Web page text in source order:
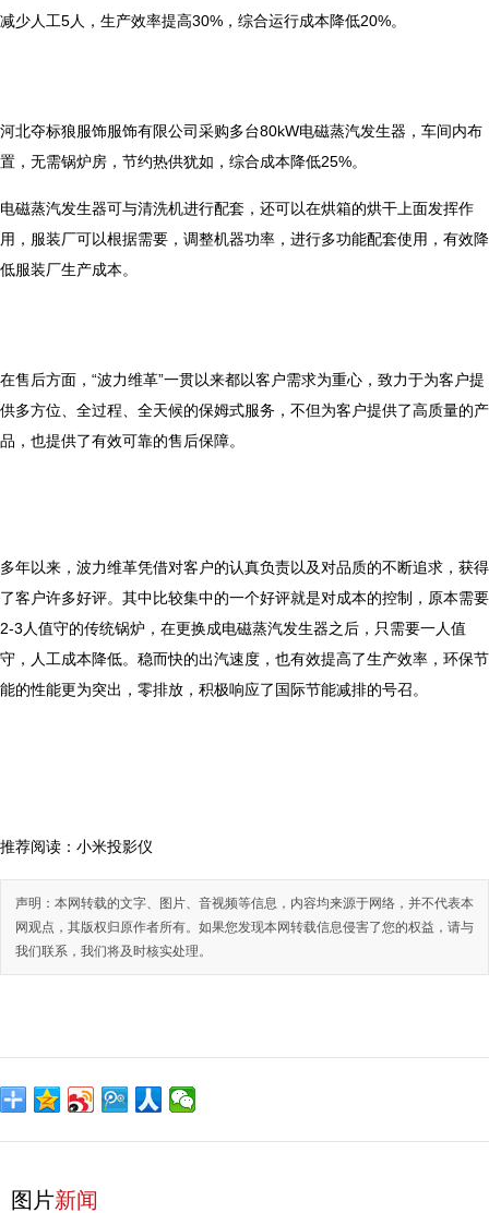
减少人工5人，生产效率提高30%，综合运行成本降低20%。
河北夺标狼服饰服饰有限公司采购多台80kW电磁蒸汽发生器，车间内布
置，无需锅炉房，节约热供犹如，综合成本降低25%。
电磁蒸汽发生器可与清洗机进行配套，还可以在烘箱的烘干上面发挥作
用，服装厂可以根据需要，调整机器功率，进行多功能配套使用，有效降
低服装厂生产成本。
在售后方面，“波力维革”一贯以来都以客户需求为重心，致力于为客户提
供多方位、全过程、全天候的保姆式服务，不但为客户提供了高质量的产
品，也提供了有效可靠的售后保障。
多年以来，波力维革凭借对客户的认真负责以及对品质的不断追求，获得
了客户许多好评。其中比较集中的一个好评就是对成本的控制，原本需要
2-3人值守的传统锅炉，在更换成电磁蒸汽发生器之后，只需要一人值
守，人工成本降低。稳而快的出汽速度，也有效提高了生产效率，环保节
能的性能更为突出，零排放，积极响应了国际节能减排的号召。
推荐阅读： 小米投影仪
声明：本网转载的文字、图片、音视频等信息，内容均来源于网络，并不代表本
网观点，其版权归原作者所有。如果您发现本网转载信息侵害了您的权益，请与
我们联系，我们将及时核实处理。
图片新闻